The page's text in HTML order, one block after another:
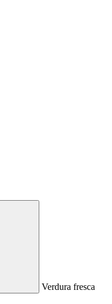
Verdura fresca